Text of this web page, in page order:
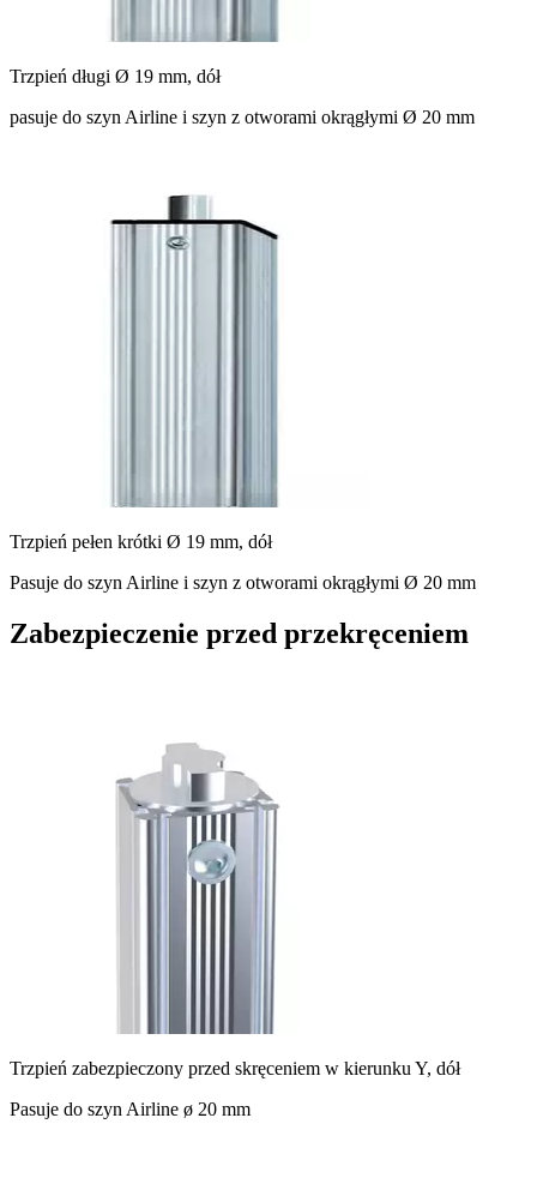
Trzpień długi Ø 19 mm, dół
pasuje do szyn Airline i szyn z otworami okrągłymi Ø 20 mm
Trzpień pełen krótki Ø 19 mm, dół
Pasuje do szyn Airline i szyn z otworami okrągłymi Ø 20 mm
Zabezpieczenie przed przekręceniem
Trzpień zabezpieczony przed skręceniem w kierunku Y, dół
Pasuje do szyn Airline ø 20 mm